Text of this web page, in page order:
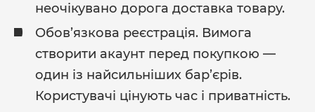
неочікувано дорога доставка товару.
Обов’язкова реєстрація. Вимога
створити акаунт перед покупкою —
один із найсильніших бар’єрів.
Користувачі цінують час і приватність.